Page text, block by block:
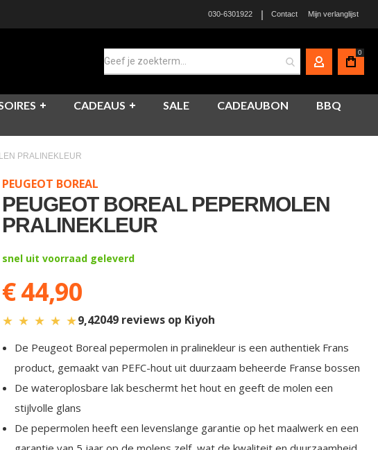
030-6301922
| Contact Mijn verlanglijst
MIJN
0
CADEAUS SALE CADEAUBON
BBQ
PRALINEKLEUR
PEUGEOT BOREAL
PEUGEOT BOREAL PEPERMOLEN
PRALINEKLEUR
snel uit voorraad geleverd
€ 44,90
★ ★ ★ ★ ★9,42049 reviews op Kiyoh
De Peugeot Boreal pepermolen in pralinekleur is een authentiek Frans
product, gemaakt van PEFC-hout uit duurzaam beheerde Franse bossen
De wateroplosbare lak beschermt het hout en geeft de molen een
stijlvolle glans
De pepermolen heeft een levenslange garantie op het maalwerk en een